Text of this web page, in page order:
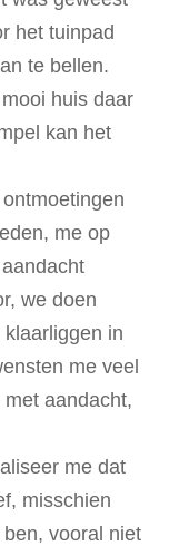
het tuinpad
te bellen.
huis daar
kan het
me op
we doen
klaarliggen in
me veel
aandacht,
me dat
misschien
vooral niet